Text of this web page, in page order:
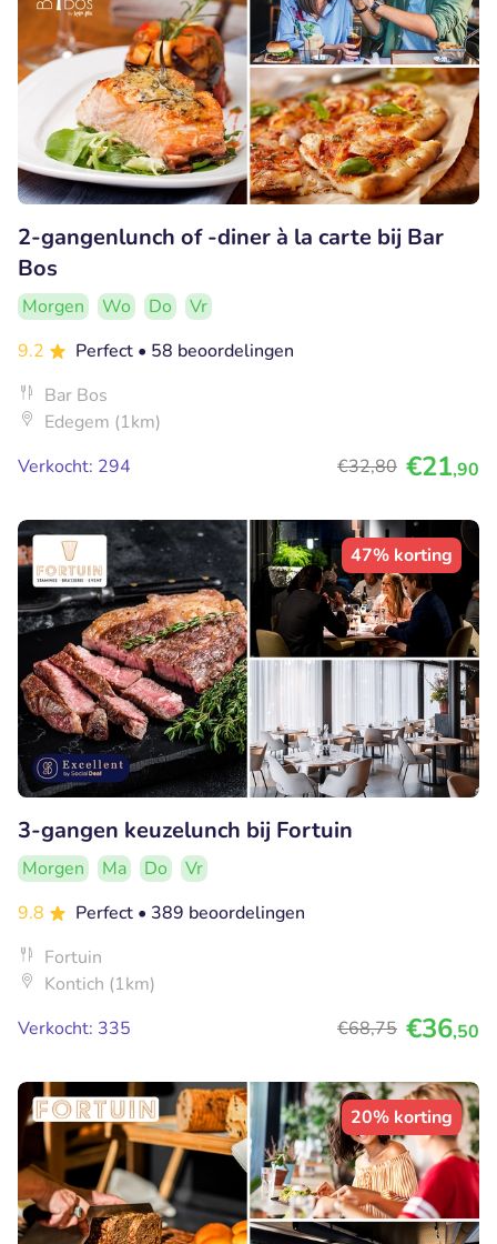
2-gangenlunch of -diner à la carte bij Bar
Bos
Morgen Wo Do
Vr
9.2
Perfect • 58 beoordelingen
Bar Bos
Edegem (1km)
Verkocht: 294
€32,80 €21,90
47% korting
3-gangen keuzelunch bij Fortuin
Morgen Ma Do
Vr
9.8
Perfect • 389 beoordelingen
Fortuin
Kontich (1km)
Verkocht: 335
€68,75 €36,50
20% korting